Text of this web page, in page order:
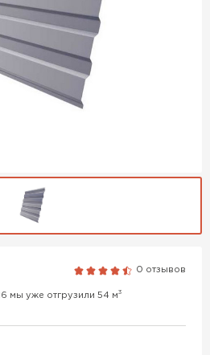
0 отзывов
мы уже отгрузили 54 м3